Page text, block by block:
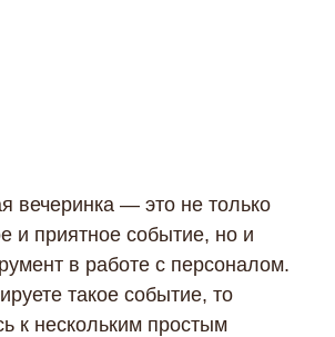
вечеринка — это не только
и приятное событие, но и
в работе с персоналом.
такое событие, то
к нескольким простым